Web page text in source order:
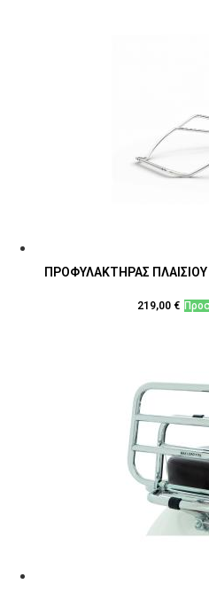
ΠΡΟΦΥΛΑΚΤΗΡΑΣ ΠΛΑΙΣΙΟΥ
219,00 €